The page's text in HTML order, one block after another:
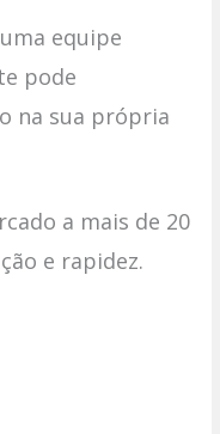
equipe
pode
na sua própria
a mais de 20
e rapidez.